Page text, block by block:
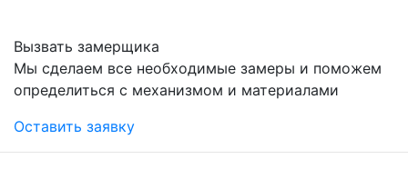
Вызвать замерщика
Мы сделаем все необходимые замеры и поможем
определиться с механизмом и материалами
Оставить заявку